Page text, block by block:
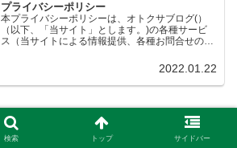
プライバシーポリシー
本プライバシーポリシーは、オトクサブログ(）
（以下、「当サイト」とします。)の各種サービ
ス（当サイトによる情報提供、各種お問合せの受
問者」とします。）の個人情報もしくはそれに準
2022.01.22
検索 トップ サイドバー